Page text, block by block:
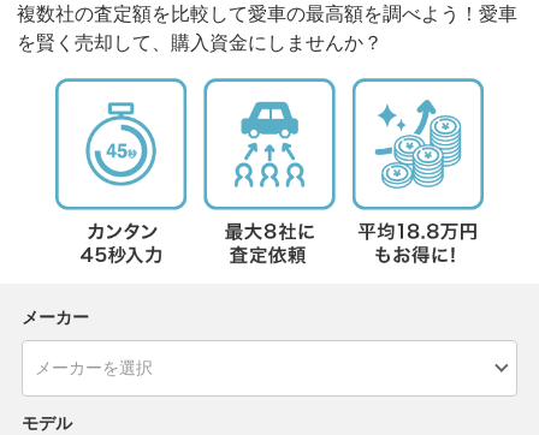
複数社の査定額を比較して愛車の最高額を調べよう！愛車
を賢く売却して、購入資金にしませんか？
メーカー
モデル